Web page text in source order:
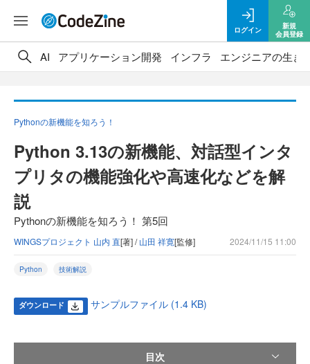
ログイン
新規
会員登録
AI アプリケーション開発 インフラ エンジニアの生き
Pythonの新機能を知ろう！
Python 3.13の新機能、対話型インタ
プリタの機能強化や高速化などを解
説
Pythonの新機能を知ろう！ 第5回
WINGSプロジェクト 山内 直[著] /山田 祥寛[監修] 2024/11/15 11:00
Python 技術解説
ダウンロード サンプルファイル (1.4 KB)
目次